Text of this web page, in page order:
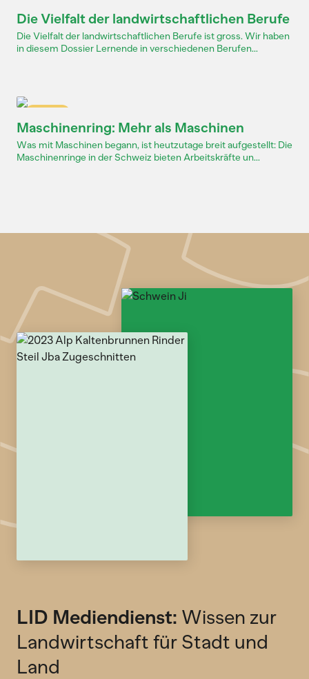
Die Vielfalt der landwirtschaftlichen Berufe
Die Vielfalt der landwirtschaftlichen Berufe ist gross. Wir haben
in diesem Dossier Lernende in verschiedenen Berufen...
Maschinenring: Mehr als Maschinen
Was mit Maschinen begann, ist heutzutage breit aufgestellt: Die
Maschinenringe in der Schweiz bieten Arbeitskräfte un...
LID Mediendienst: Wissen zur
Landwirtschaft für Stadt und
Land